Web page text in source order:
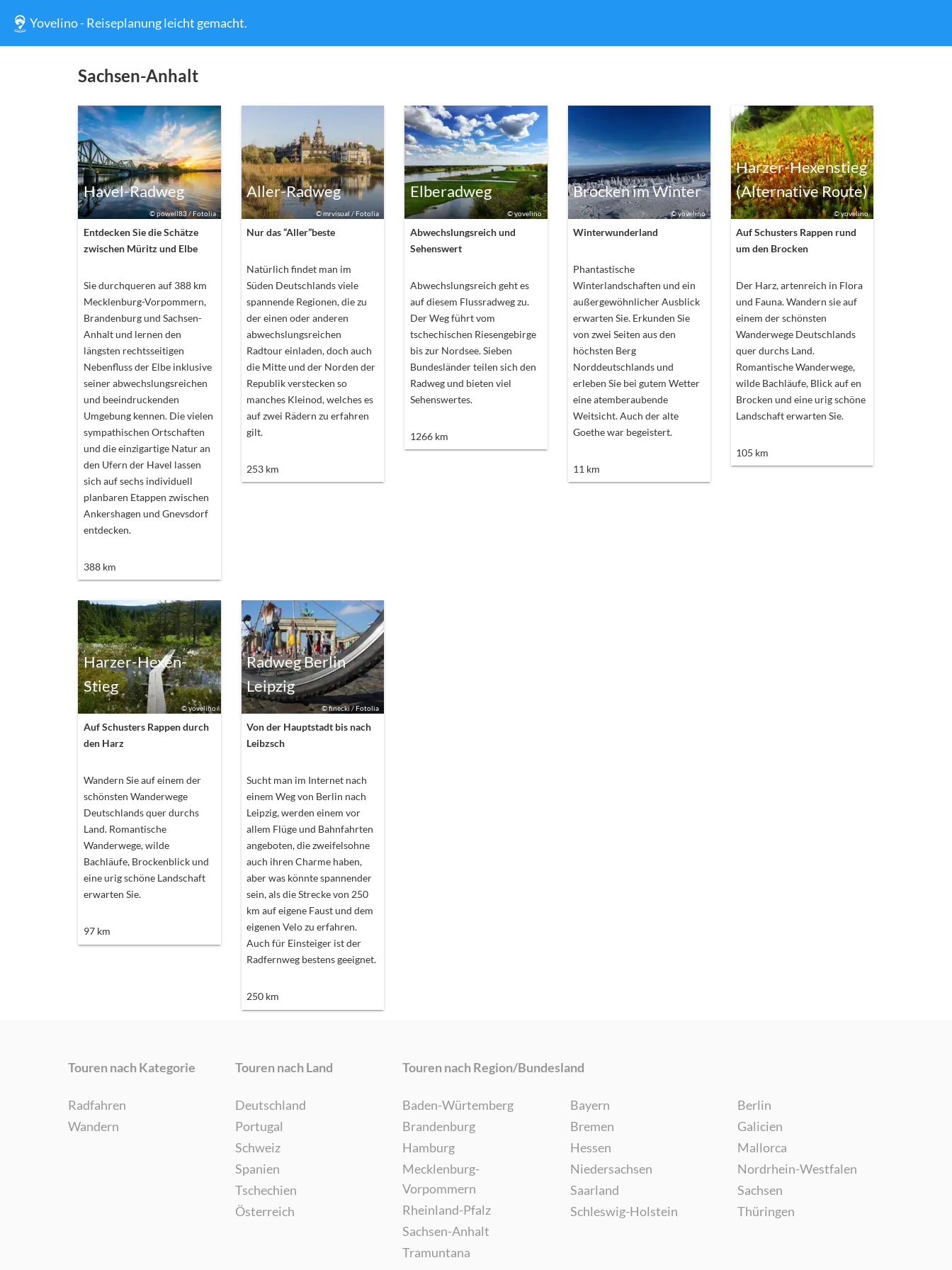
Yovelino - Reiseplanung leicht gemacht.
Sachsen-Anhalt
©powell83 / Fotolia
Havel-Radweg
Entdecken Sie die Schätze
zwischen Müritz und Elbe
Sie durchqueren auf 388 km
Mecklenburg-Vorpommern,
Brandenburg und Sachsen-
Anhalt und lernen den
längsten rechtsseitigen
Nebenfluss der Elbe inklusive
seiner abwechslungsreichen
und beeindruckenden
Umgebung kennen. Die vielen
sympathischen Ortschaften
und die einzigartige Natur an
den Ufern der Havel lassen
sich auf sechs individuell
planbaren Etappen zwischen
Ankershagen und Gnevsdorf
entdecken.
388km
©mrvisual / Fotolia
Aller-Radweg
Nur das “Aller”beste
Natürlich findet man im
Süden Deutschlands viele
spannende Regionen, die zu
der einen oder anderen
abwechslungsreichen
Radtour einladen, doch auch
die Mitte und der Norden der
Republik verstecken so
manches Kleinod, welches es
auf zwei Rädern zu erfahren
gilt.
253 km
©yovelino
Elberadweg
Abwechslungsreich und
Sehenswert
Abwechslungsreich geht es
auf diesem Flussradweg zu.
Der Weg führt vom
tschechischen Riesengebirge
bis zur Nordsee. Sieben
Bundesländer teilen sich den
Radweg und bieten viel
Sehenswertes.
1266km
©yovelino
Brocken im Winter
Winterwunderland
Phantastische
Winterlandschaften und ein
außergewöhnlicher Ausblick
erwarten Sie. Erkunden Sie
von zwei Seiten aus den
höchsten Berg
Norddeutschlands und
erleben Sie bei gutem Wetter
eine atemberaubende
Weitsicht. Auch der alte
Goethe war begeistert.
11 km
©yovelino
Harzer-Hexenstieg
(Alternative Route)
Auf Schusters Rappen rund
um den Brocken
Der Harz, artenreich in Flora
und Fauna. Wandern sie auf
einem der schönsten
Wanderwege Deutschlands
quer durchs Land.
Romantische Wanderwege,
wilde Bachläufe, Blick auf en
Brocken und eine urig schöne
Landschaft erwarten Sie.
105 km
©yovelino
Harzer-Hexen-
Stieg
Auf Schusters Rappen durch
den Harz
Wandern Sie auf einem der
schönsten Wanderwege
Deutschlands quer durchs
Land. Romantische
Wanderwege, wilde
Bachläufe, Brockenblick und
eine urig schöne Landschaft
erwarten Sie.
97km
©finecki / Fotolia
Radweg Berlin
Leipzig
Von der Hauptstadt bis nach
Leibzsch
Sucht man im Internet nach
einem Weg von Berlin nach
Leipzig, werden einem vor
allem Flüge und Bahnfahrten
angeboten, die zweifelsohne
auch ihren Charme haben,
aber was könnte spannender
sein, als die Strecke von 250
km auf eigene Faust und dem
eigenen Velo zu erfahren.
Auch für Einsteiger ist der
Radfernweg bestens geeignet.
250 km
Touren nach Kategorie
Radfahren
Wandern
Touren nach Land
Deutschland
Portugal
Schweiz
Spanien
Tschechien
Österreich
Touren nach Region/Bundesland
Baden-Würtemberg
Brandenburg
Hamburg
Mecklenburg-
Vorpommern
Rheinland-Pfalz
Sachsen-Anhalt
Tramuntana
Bayern
Bremen
Hessen
Niedersachsen
Saarland
Schleswig-Holstein
Berlin
Galicien
Mallorca
Nordrhein-Westfalen
Sachsen
Thüringen